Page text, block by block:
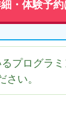
・体験予約
プログラミ
さい。